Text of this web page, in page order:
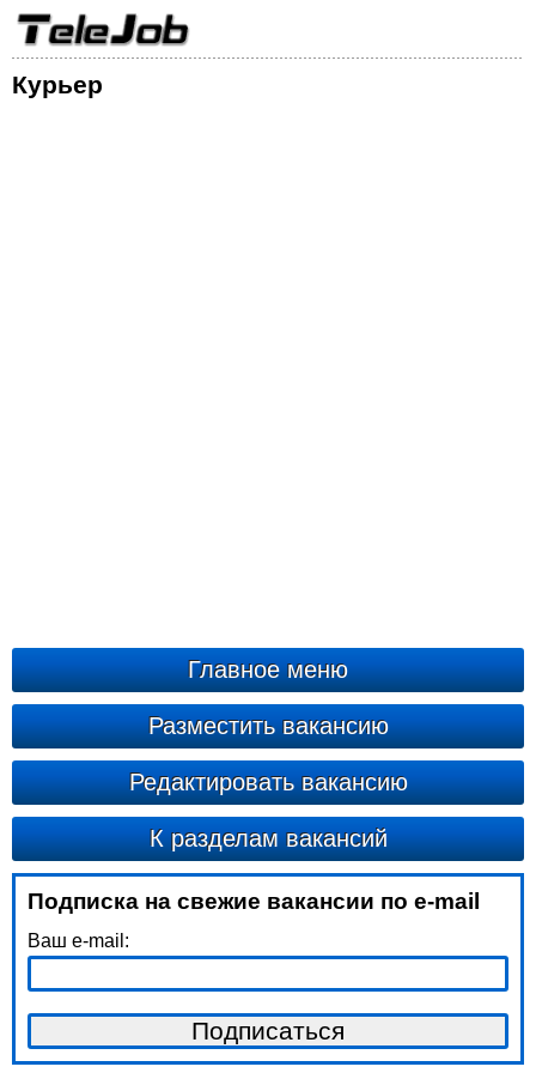
Курьер
Главное меню
Разместить вакансию
Редактировать вакансию
К разделам вакансий
Подписка на свежие вакансии по e-mail
Ваш e-mail: